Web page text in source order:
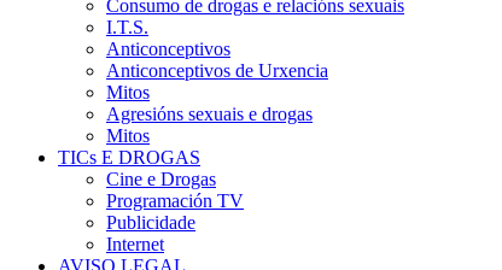
Consumo de drogas e relacións sexuais
I.T.S.
Anticonceptivos
Anticonceptivos de Urxencia
Mitos
Agresións sexuais e drogas
Mitos
TICs E DROGAS
Cine e Drogas
Programación TV
Publicidade
Internet
AVISO LEGAL